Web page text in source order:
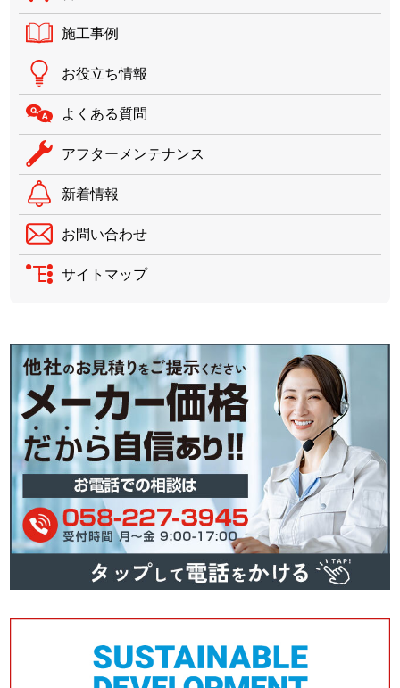
施工事例
お役立ち情報
よくある質問
アフターメンテナンス
新着情報
お問い合わせ
サイトマップ